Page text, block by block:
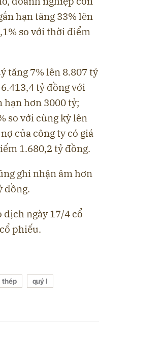
hạn tăng 33% lên
so với thời điểm
tăng 7% lên 8.807 tỷ
tỷ đồng với
hạn hơn 3000 tỷ;
so với cùng kỳ lên
của công ty có giá
1.680,2 tỷ đồng.
ghi nhận âm hơn
đồng.
ngày 17/4 cổ
phiếu.
thép
quý I